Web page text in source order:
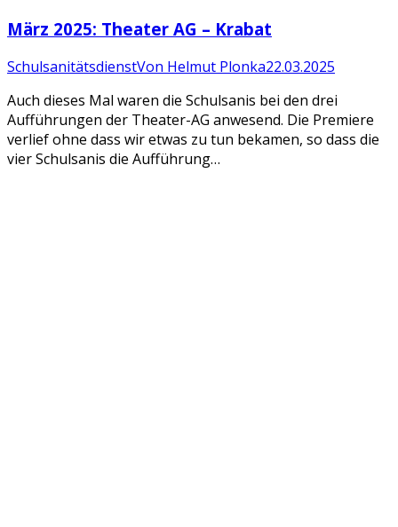
März 2025: Theater AG – Krabat
SchulsanitätsdienstVon Helmut Plonka22.03.2025
Auch dieses Mal waren die Schulsanis bei den drei
Aufführungen der Theater-AG anwesend. Die Premiere
verlief ohne dass wir etwas zu tun bekamen, so dass die
vier Schulsanis die Aufführung…